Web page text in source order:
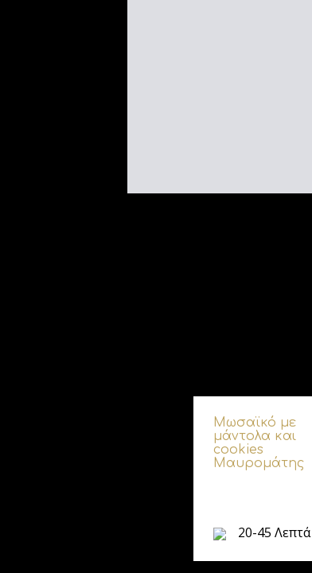
Μωσαϊκό με
μάντολα και
cookies
Μαυρομάτης
20-45 Λεπτά